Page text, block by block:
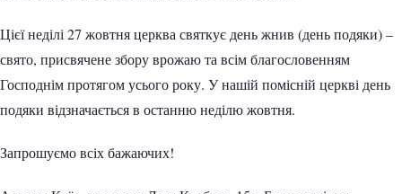
Цієї неділі 27 жовтня церква святкує день жнив (день подяки) –
свято, присвячене збору врожаю та всім благословенням
Господнім протягом усього року. У нашій помісній церкві день
подяки відзначається в останню неділю жовтня.
Запрошуємо всіх бажаючих!